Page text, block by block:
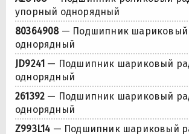
упорный однорядный
80364908— Подшипник шариковый
однорядный
JD9241 — Подшипник шариковый
однорядный
261392 — Подшипник шариковый
однорядный
Z993L14 — Подшипник шариковый